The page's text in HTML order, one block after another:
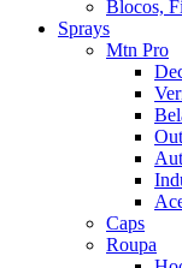
Blocos,
Sprays
Mtn Pro
Caps
Roupa